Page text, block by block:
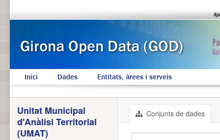
Inici Dades Entitats, àrees i serveis
Conjunts de dades
Unitat Municipal
d'Anàlisi Territorial
(UMAT)